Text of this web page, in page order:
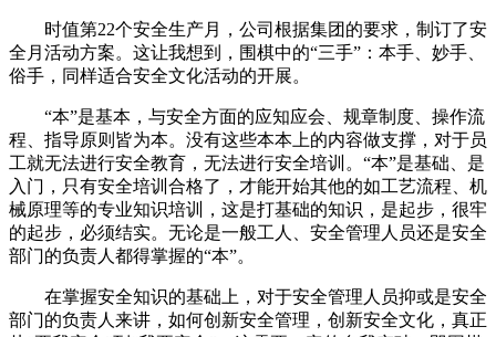
时值第22个安全生产月，公司根据集团的要求，制订了安
全月活动方案。这让我想到，围棋中的“三手”：本手、妙手、
俗手，同样适合安全文化活动的开展。
“本”是基本，与安全方面的应知应会、规章制度、操作流
程、指导原则皆为本。没有这些本本上的内容做支撑，对于员
工就无法进行安全教育，无法进行安全培训。“本”是基础、是
入门，只有安全培训合格了，才能开始其他的如工艺流程、机
械原理等的专业知识培训，这是打基础的知识，是起步，很牢
的起步，必须结实。无论是一般工人、安全管理人员还是安全
部门的负责人都得掌握的“本”。
在掌握安全知识的基础上，对于安全管理人员抑或是安全
部门的负责人来讲，如何创新安全管理，创新安全文化，真正